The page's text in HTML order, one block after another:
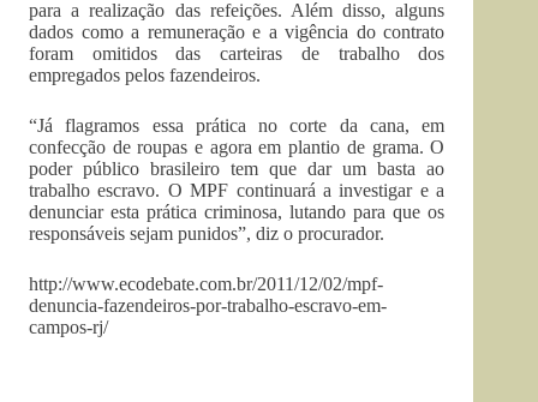
para a realização das refeições. Além disso, alguns
dados como a remuneração e a vigência do contrato
foram omitidos das carteiras de trabalho dos
empregados pelos fazendeiros.
“Já flagramos essa prática no corte da cana, em
confecção de roupas e agora em plantio de grama. O
poder público brasileiro tem que dar um basta ao
trabalho escravo. O MPF continuará a investigar e a
denunciar esta prática criminosa, lutando para que os
responsáveis sejam punidos”, diz o procurador.
http://www.ecodebate.com.br/2011/12/02/mpf-
denuncia-fazendeiros-por-trabalho-escravo-em-
campos-rj/